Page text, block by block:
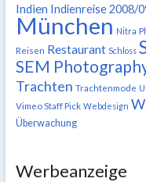
Indien Indienreise 2008/
München Nitra
Reisen Restaurant Schloss
SEM
Trachten Trachtenmode
Vimeo Staff Pick Webdesign
Überwachung
Werbeanzeige